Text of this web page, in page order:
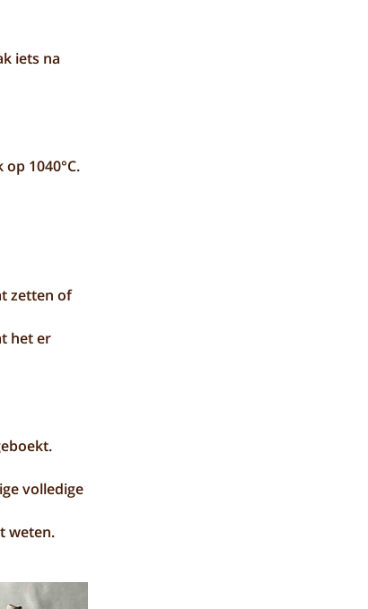
iets na
1040°C.
zetten of
het er
volledige
weten.